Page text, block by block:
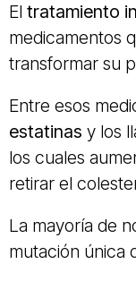
El tratamiento
medicamentos
transformar su
Entre esos
estatinas y los
los cuales
retirar el
La mayoría de
mutación única